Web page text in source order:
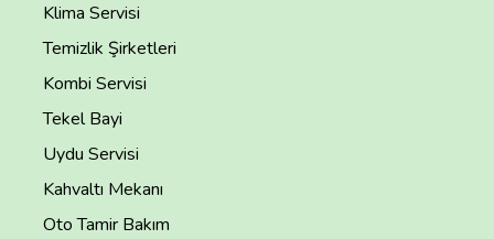
Klima Servisi
Temizlik Şirketleri
Kombi Servisi
Tekel Bayi
Uydu Servisi
Kahvaltı Mekanı
Oto Tamir Bakım